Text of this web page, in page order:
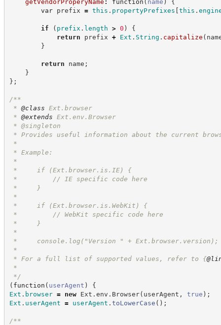
getVendorProperyName : function ( name )
{
var prefix = this . propertyPrefixes [this .
if ( prefix . length > 0 )
{
return prefix + Ext . String . capitalize (
}
return name ;
}
} ;
/**
* @class Ext.browser
* @extends Ext.env.Browser
* @singleton
* Provides useful information about the current
*
* Example:
*
*     if (Ext.browser.is.IE) {
*         // IE specific code here
*     }
*
*     if (Ext.browser.is.WebKit) {
*         // WebKit specific code here
*     }
*
*     console.log("Version " + Ext.browser.version);
*
* For a full list of supported values, refer to {
*
*/
( function ( userAgent )
{
Ext . browser = new Ext . env . Browser( userAgent , true ) ;
Ext . userAgent = userAgent . toLowerCase ( ) ;
/**